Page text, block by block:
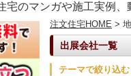
宅のマンガや施工実例
注文住宅HOME >
出展会社一覧
テーマで絞り込む